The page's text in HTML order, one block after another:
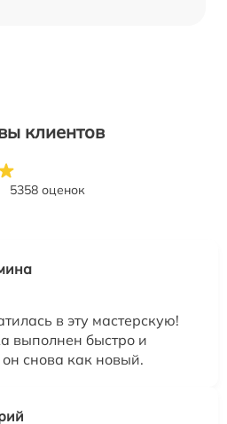
клиентов
5358 оценок
в эту мастерскую!
выполнен быстро и
снова как новый.